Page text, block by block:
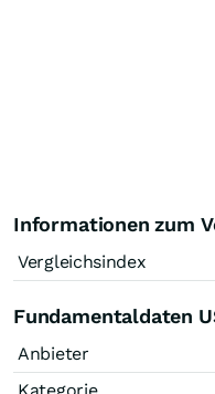
Informationen zum
Vergleichsindex
Fundamentaldaten
Anbieter